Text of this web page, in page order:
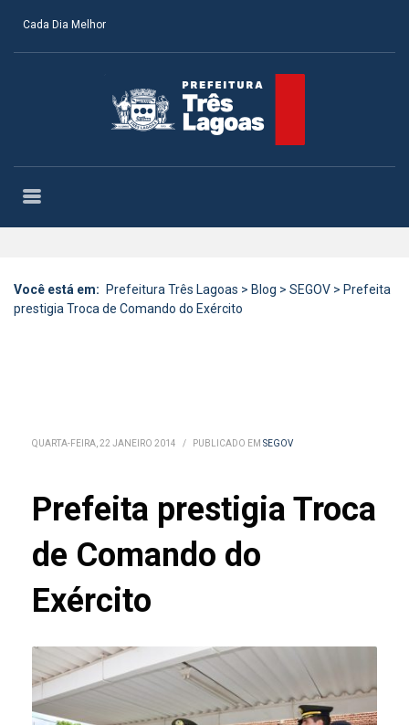
Cada Dia Melhor
Você está em: Prefeitura Três Lagoas > Blog > SEGOV > Prefeita
prestigia Troca de Comando do Exército
QUARTA-FEIRA, 22 JANEIRO 2014 / PUBLICADO EM SEGOV
Prefeita prestigia Troca
de Comando do
Exército